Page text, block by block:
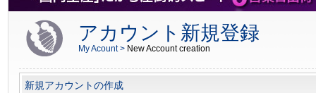
アカウント新規登録
My Acount > New Account creation
新規アカウントの作成